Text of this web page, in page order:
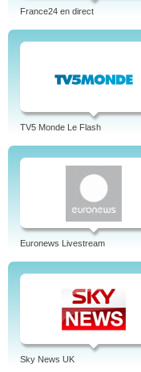
France24 en direct
TV5 Monde Le Flash
Euronews Livestream
Sky News UK